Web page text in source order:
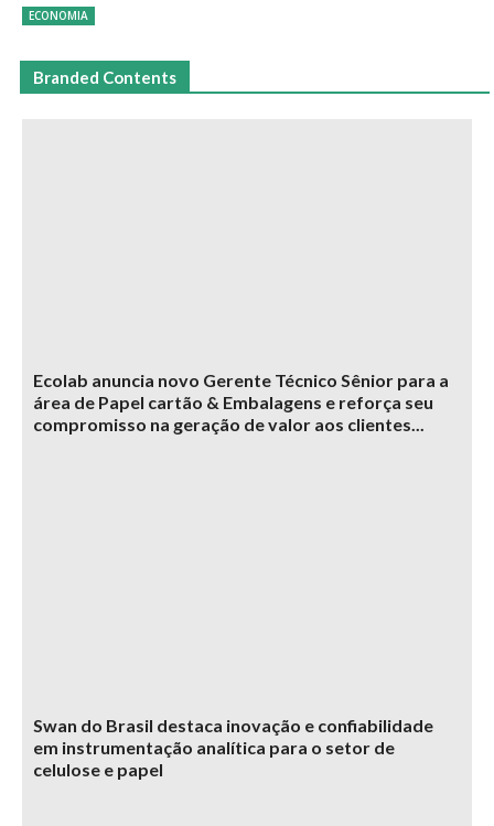
ECONOMIA
Branded Contents
Ecolab anuncia novo Gerente Técnico Sênior para a
área de Papel cartão & Embalagens e reforça seu
compromisso na geração de valor aos clientes...
Swan do Brasil destaca inovação e confiabilidade
em instrumentação analítica para o setor de
celulose e papel